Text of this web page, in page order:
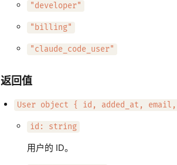
"developer"
"billing"
"claude_code_user"
返回值
User object { id, added_at,
id: string
用户的 ID。